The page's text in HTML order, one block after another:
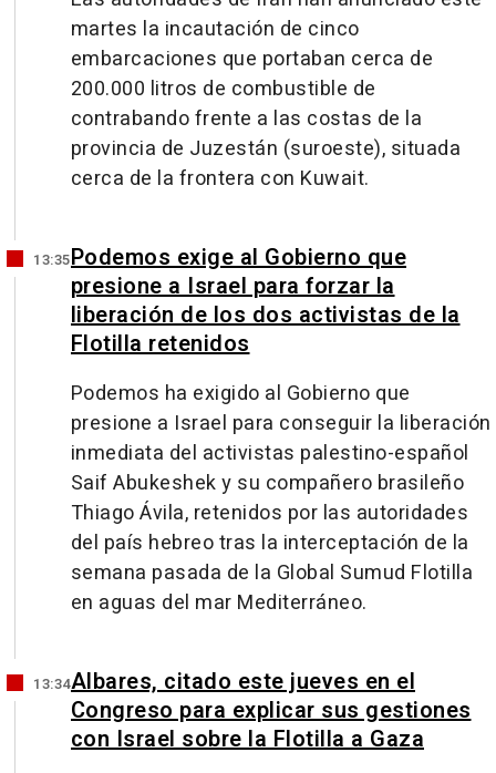
martes la incautación de cinco
embarcaciones que portaban cerca de
200.000 litros de combustible de
contrabando frente a las costas de la
provincia de Juzestán (suroeste), situada
cerca de la frontera con Kuwait.
13:35Podemos exige al Gobierno que
presione a Israel para forzar la
liberación de los dos activistas de la
Flotilla retenidos
Podemos ha exigido al Gobierno que
presione a Israel para conseguir la liberación
inmediata del activistas palestino-español
Saif Abukeshek y su compañero brasileño
Thiago Ávila, retenidos por las autoridades
del país hebreo tras la interceptación de la
semana pasada de la Global Sumud Flotilla
en aguas del mar Mediterráneo.
13:34Albares, citado este jueves en el
Congreso para explicar sus gestiones
con Israel sobre la Flotilla a Gaza